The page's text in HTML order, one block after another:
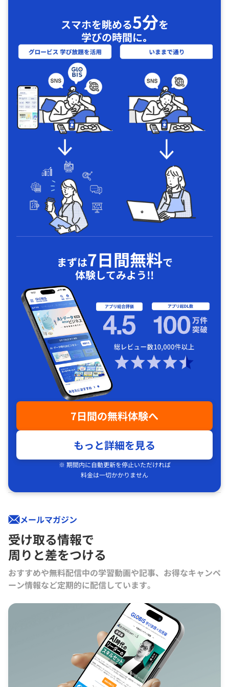
スマホを眺める5分を
学びの時間に｡
まずは7日間無料で
体験してみよう!!
7日間の無料体験へ
もっと詳細を見る
※ 期間内に自動更新を停止いただければ
料金は一切かかりません
メールマガジン
受け取る情報で
周りと差をつける
おすすめや無料配信中の学習動画や記事、お得なキャンペ
ーン情報など定期的に配信しています。